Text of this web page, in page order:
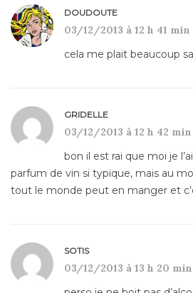
DOUDOUTE
03/12/2013 à 12 h 41 min
cela me plait beaucoup
GRIDELLE
03/12/2013 à 12 h 42
bon il est rai que moi je
parfum de vin si typique, mais au
tout le monde peut en manger et
SOTIS
03/12/2013 à 13 h 20